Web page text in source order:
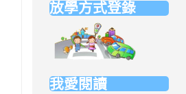
放學方式登錄
https://
我愛閱讀